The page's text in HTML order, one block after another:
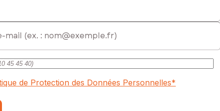
de Protection des Données Personnelles*